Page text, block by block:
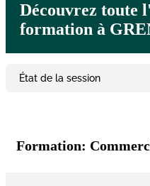
Découvrez toute
formation à
Formation: